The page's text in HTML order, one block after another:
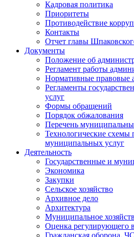
Кадровая политика
Приоритеты
Противодействие
Контакты
Отчет главы
Документы
Положение об
Регламент работы
Нормативные правовые
Регламенты
услуг
Формы обращений
Порядок обжалования
Перечень
Технологические схемы
муниципальных услуг
Деятельность
Государственные и
Экономика
Закупки
Сельское хозяйство
Архивное дело
Архитектура
Муниципальное
Оценка регулирующего
Гражданская оборона,